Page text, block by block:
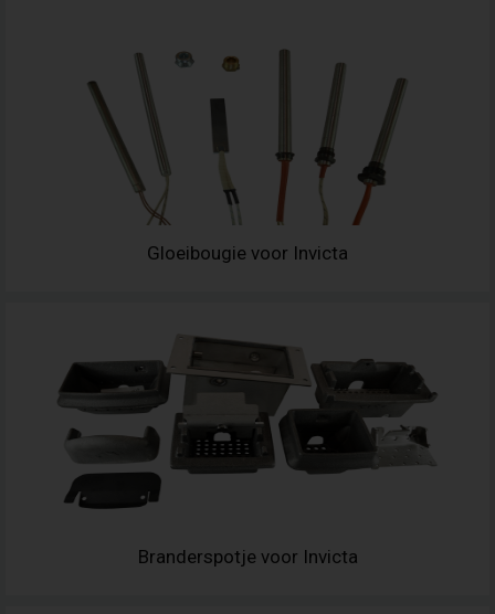
Gloeibougie voor Invicta
Branderspotje voor Invicta